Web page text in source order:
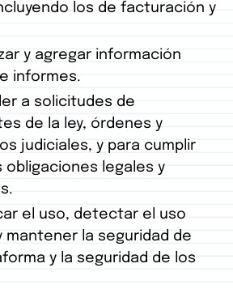
los de facturación y
y agregar información
informes.
a solicitudes de
de la ley, órdenes y
judiciales, y para cumplir
obligaciones legales y
el uso, detectar el uso
mantener la seguridad de
y la seguridad de los